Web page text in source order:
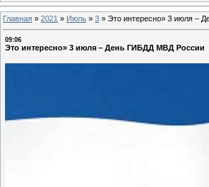
Главная » 2021 » Июль » 3 » Это интересно» 3 июля –
09:06
Это интересно» 3 июля – День ГИБДД МВД России